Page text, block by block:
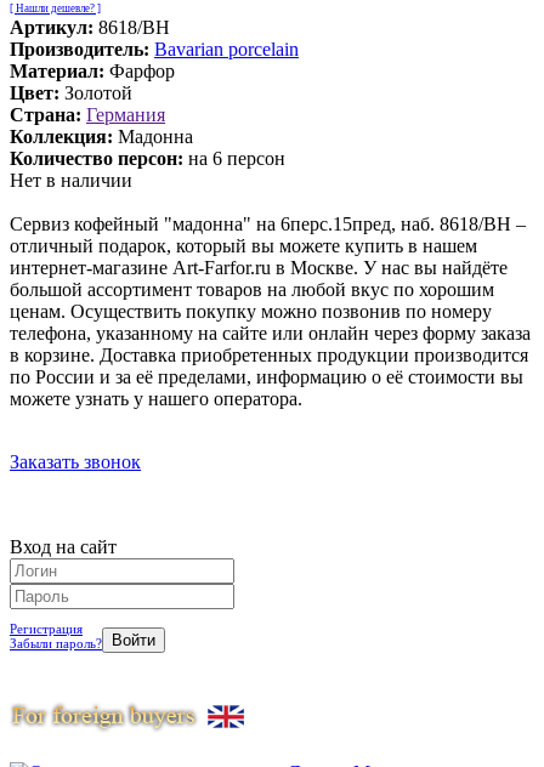
[ Нашли дешевле? ]
Артикул: 8618/BH
Производитель: Bavarian porcelain
Материал: Фарфор
Цвет: Золотой
Страна: Германия
Коллекция: Мадонна
Количество персон: на 6 персон
Нет в наличии
Сервиз кофейный "мадонна" на 6перс.15пред, наб. 8618/BH –
отличный подарок, который вы можете купить в нашем
интернет-магазине Art-Farfor.ru в Москве. У нас вы найдёте
большой ассортимент товаров на любой вкус по хорошим
ценам. Осуществить покупку можно позвонив по номеру
телефона, указанному на сайте или онлайн через форму заказа
в корзине. Доставка приобретенных продукции производится
по России и за её пределами, информацию о её стоимости вы
можете узнать у нашего оператора.
Заказать звонок
Вход на сайт
Регистрация
Забыли пароль?